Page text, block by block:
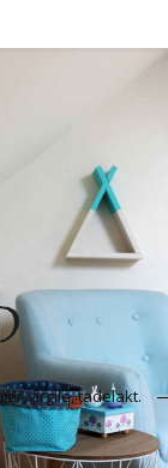
argile, tadelakt.